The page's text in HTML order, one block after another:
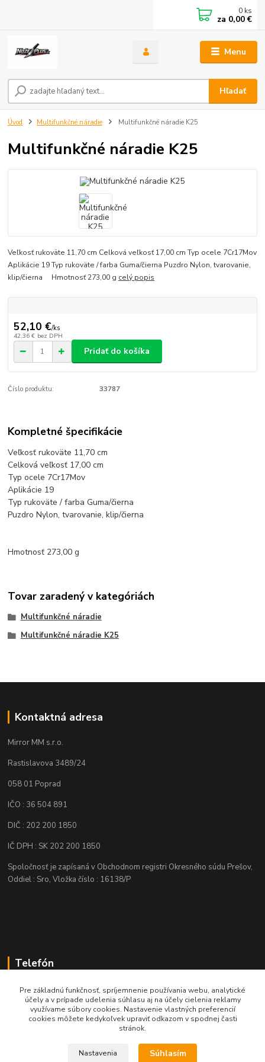
Menu
Hľadať
0 ks
za 0,00 €
Úvod Multifunkčné náradie Multifunkčné náradie K25
Multifunkčné náradie K25
Veľkosť rukoväte 11,70 cm Celková veľkosť 17,00 cm Typ ocele 7Cr17Mov
Aplikácie 19 Typ rukoväte / farba Guma/čierna Puzdro Nylon, tvarovanie,
klip/čierna Hmotnosť 273,00 g celý popis
52,10 €/ks
42,36 € bez DPH
Pridať do košíka
Číslo produktu: 33787
Kompletné špecifikácie
Veľkosť rukoväte 11,70 cm
Celková veľkosť 17,00 cm
Typ ocele 7Cr17Mov
Aplikácie 19
Typ rukoväte / farba Guma/čierna
Puzdro Nylon, tvarovanie, klip/čierna
Hmotnosť 273,00 g
Tovar zaradený v kategóriách
Multifunkčné náradie
Multifunkčné náradie K25
Kontaktná adresa
Mirror MM s.r.o.
Rastislavova 3489/24
058 01 Poprad
IČO : 36 504 891
DIČ : 202 200 1850
IČ DPH : SK 202 200 1850
Spoločnosť je zapísaná v Obchodnom registri Okresného súdu Prešov,
Oddiel : Sro, Vložka číslo : 16138/P
Telefón
+421 905 622 625
obchod@nozeplus.sk
Pre základnú funkčnosť, spríjemnenie používania webu, analytické
účely a v prípade udelenia súhlasu aj na účely cielenia reklamy
využívame súbory cookies. Nastavenie vlastných preferencií
cookies môžete kedykoľvek upraviť odkazom v spodnej časti
stránok.
Nastavenia Súhlasím